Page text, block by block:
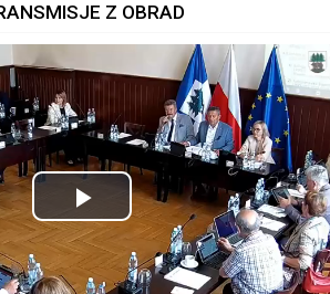
Z OBRAD
Play
Video